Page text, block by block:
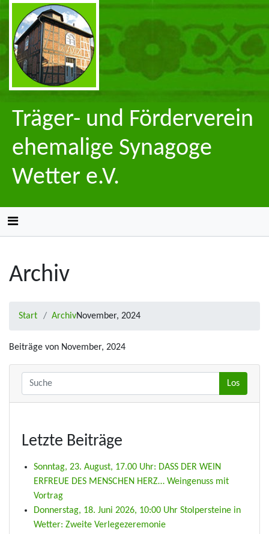
Träger- und Förderverein
ehemalige Synagoge
Wetter e.V.
Archiv
Start ArchivNovember, 2024
Beiträge von November, 2024
Letzte Beiträge
Sonntag, 23. August, 17.00 Uhr: DASS DER WEIN
ERFREUE DES MENSCHEN HERZ… Weingenuss mit
Vortrag
Donnerstag, 18. Juni 2026, 10:00 Uhr Stolpersteine in
Wetter: Zweite Verlegezeremonie